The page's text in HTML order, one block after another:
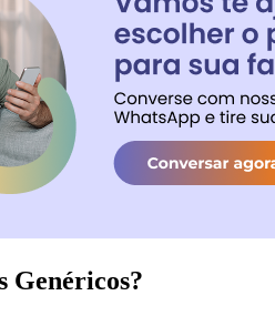
Genéricos?